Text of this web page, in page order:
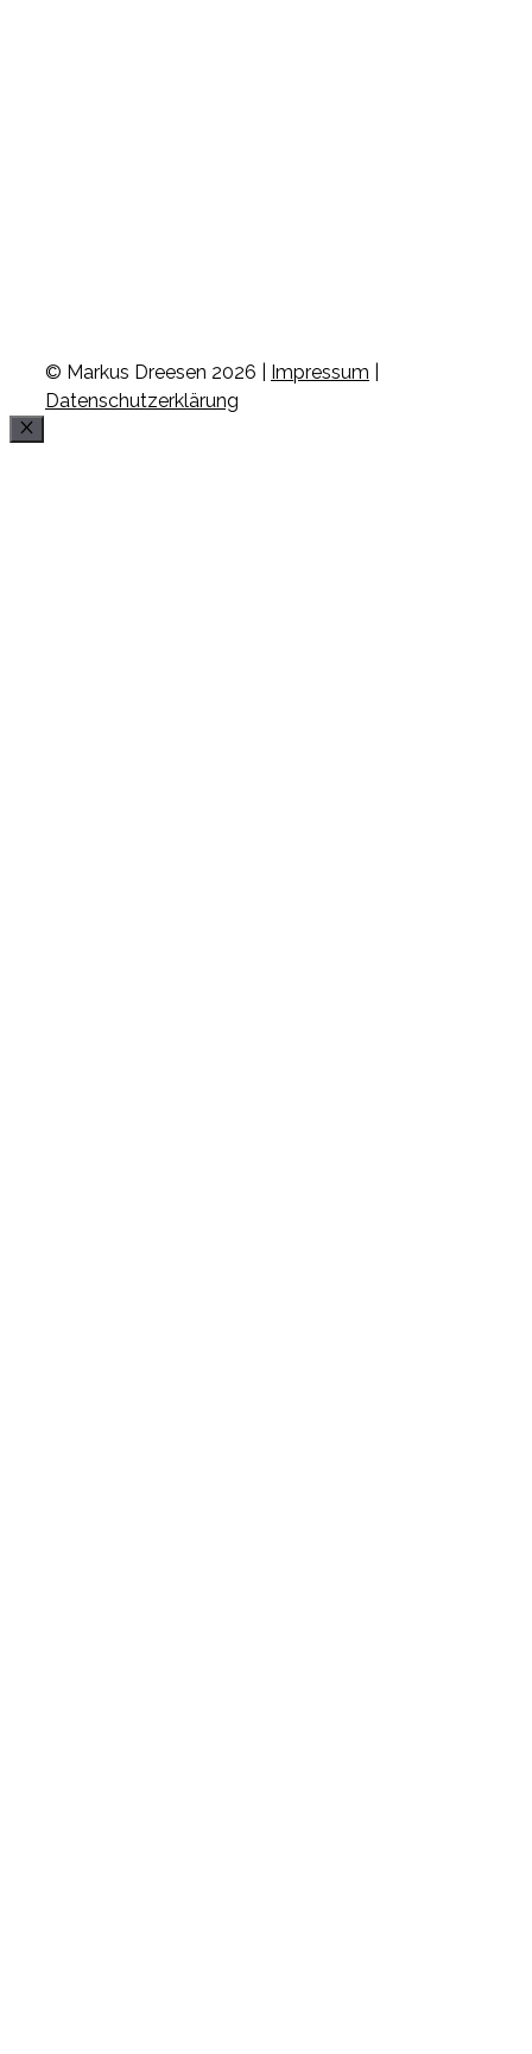
© Markus Dreesen 2026 | Impressum
Datenschutzerklärung
Schließen